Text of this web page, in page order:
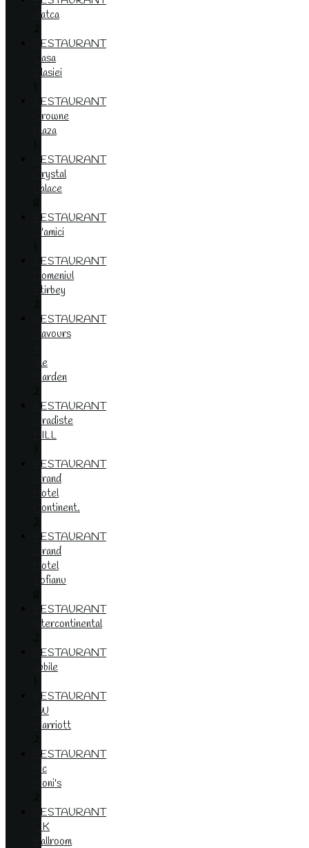
Batca
RESTAURANT
Casa
Vlasiei
RESTAURANT
Crowne
Plaza
RESTAURANT
Crystal
Palace
RESTAURANT
D'amici
RESTAURANT
Domeniul
Stirbey
RESTAURANT
Flavours
the
Garden
RESTAURANT
Gradiste
HILL
RESTAURANT
Grand
Hotel
Continent.
RESTAURANT
Grand
Hotel
Sofianu
RESTAURANT
Intercontinental
RESTAURANT
Jubile
RESTAURANT
JW
Marriott
RESTAURANT
Mc
Moni's
RESTAURANT
OK
Ballroom